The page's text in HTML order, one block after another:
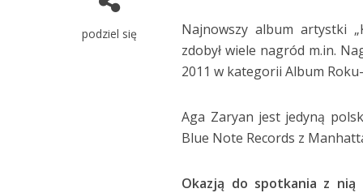
podziel się
Najnowszy album artystki
zdobył wiele nagród m.in.
2011 w kategorii Album
Aga Zaryan jest jedyną
Blue Note Records z
Okazją do spotkania z